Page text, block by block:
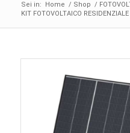
Sei in: Home / Shop /
KIT FOTOVOLTAICO